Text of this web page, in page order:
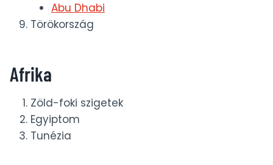
Abu Dhabi
Törökország
Afrika
Zöld-foki szigetek
Egyiptom
Tunézia